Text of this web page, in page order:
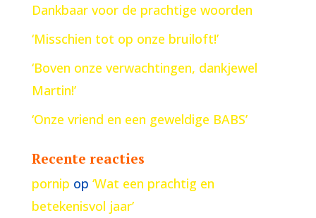
Dankbaar voor de prachtige woorden
‘Misschien tot op onze bruiloft!’
‘Boven onze verwachtingen, dankjewel
Martin!’
‘Onze vriend en een geweldige BABS’
Recente reacties
pornip op ‘Wat een prachtig en
betekenisvol jaar’